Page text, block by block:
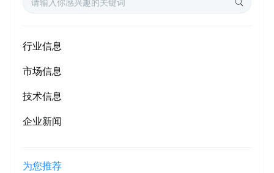
行业信息
市场信息
技术信息
企业新闻
为您推荐